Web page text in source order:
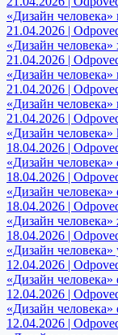
«Дизайн человека»
21.04.2026 |
«Дизайн человека»
21.04.2026 |
«Дизайн человека»
21.04.2026 |
«Дизайн человека»
21.04.2026 |
«Дизайн человека»
18.04.2026 |
«Дизайн человека»
18.04.2026 |
«Дизайн человека»
18.04.2026 |
«Дизайн человека»
18.04.2026 |
«Дизайн человека»
12.04.2026 |
«Дизайн человека»
12.04.2026 |
«Дизайн человека»
12.04.2026 |